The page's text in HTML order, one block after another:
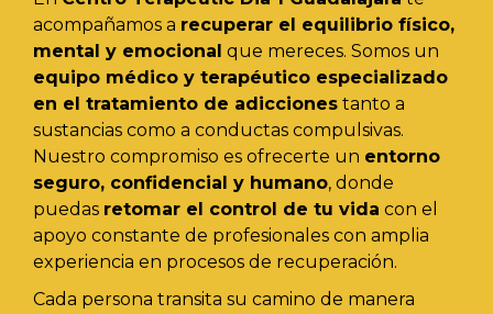
acompañamos a recuperar el equilibrio físico,
mental y emocional que mereces. Somos un
equipo médico y terapéutico especializado
en el tratamiento de adicciones tanto a
sustancias como a conductas compulsivas.
Nuestro compromiso es ofrecerte un entorno
seguro, confidencial y humano, donde
puedas retomar el control de tu vida con el
apoyo constante de profesionales con amplia
experiencia en procesos de recuperación.
Cada persona transita su camino de manera